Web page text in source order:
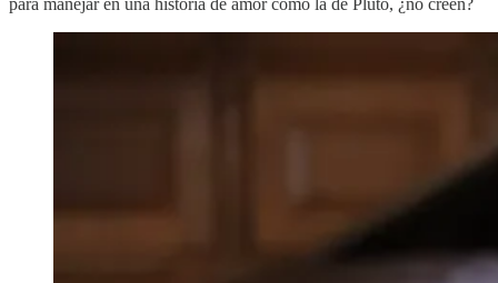
para manejar en una historia de amor como la de Pluto, ¿no creen?